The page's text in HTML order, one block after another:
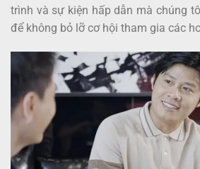
trình và sự kiện hấp dẫn mà chúng
để không bỏ lỡ cơ hội tham gia các